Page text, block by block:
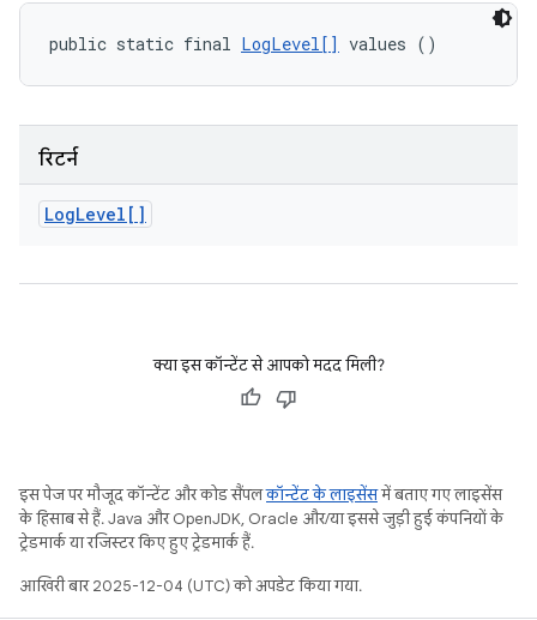
public static final LogLevel[] values ()
रिटर्न
LogLevel[]
क्या इस कॉन्टेंट से आपको मदद मिली?
इस पेज पर मौजूद कॉन्टेंट और कोड सैंपलकॉन्टेंट के लाइसेंसमें बताए गए लाइसेंस
के हिसाब से हैं. Java और OpenJDK, Oracle और/या इससे जुड़ी हुई कंपनियों के
ट्रेडमार्क या रजिस्टर किए हुए ट्रेडमार्क हैं.
आखिरी बार 2025-12-04 (UTC) को अपडेट किया गया.